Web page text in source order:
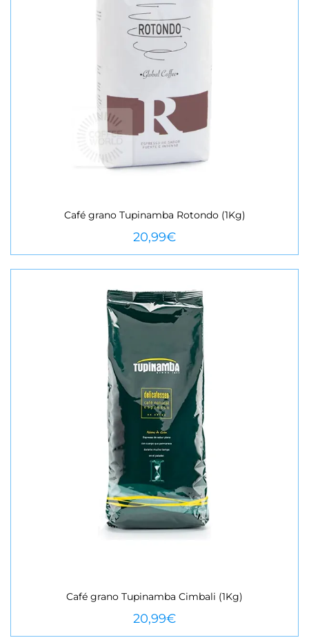
VEURE MÉS
Café grano Tupinamba Rotondo (1Kg)
20,99€
VEURE MÉS
Café grano Tupinamba Cimbali (1Kg)
20,99€